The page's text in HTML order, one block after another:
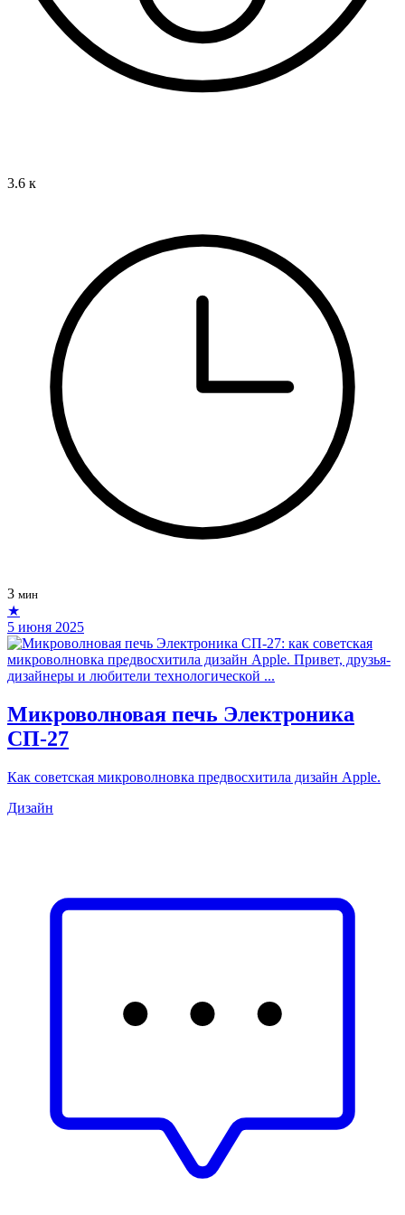
3.6 к
3 мин
★
5 июня 2025
Микроволновая печь Электроника
СП-27
Как советская микроволновка предвосхитила дизайн Apple.
Дизайн